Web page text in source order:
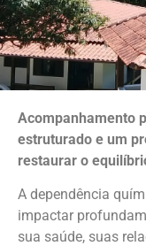
Acompanhamento
estruturado e um
restaurar o
A dependência
impactar
sua saúde, suas